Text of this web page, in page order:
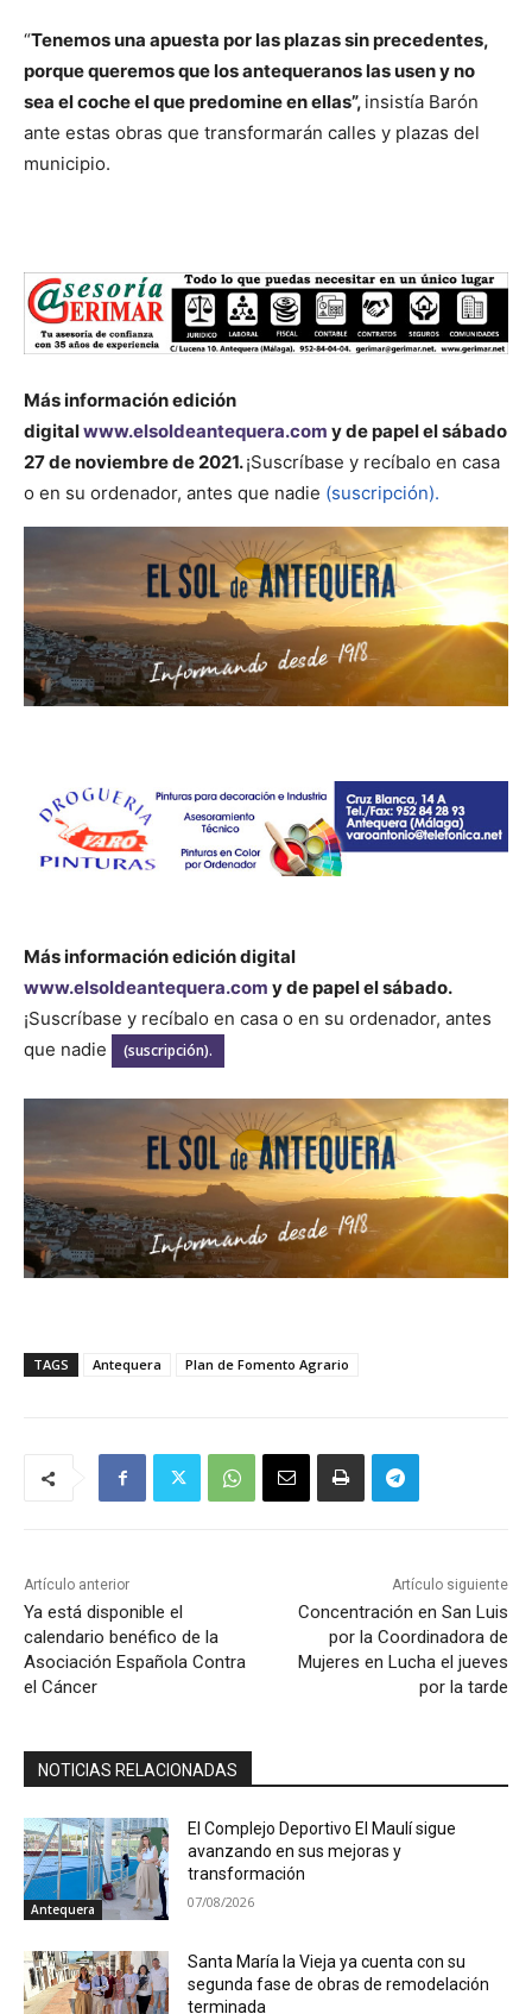
“Tenemos una apuesta por las plazas sin precedentes,
porque queremos que los antequeranos las usen y no
sea el coche el que predomine en ellas”, insistía Barón
ante estas obras que transformarán calles y plazas del
municipio.
Más informaciónedición
digitalwww.elsoldeantequera.com y de papel el sábado
27 de noviembre de 2021.¡Suscríbase y recíbalo en casa
o en su ordenador, antes que nadie (suscripción).
Más información edición digital
www.elsoldeantequera.com y de papel el sábado.
¡Suscríbase y recíbalo en casa o en su ordenador, antes
que nadie
(suscripción).
TAGS Antequera Plan de Fomento Agrario
Artículo anterior
Ya está disponible el
calendario benéfico de la
Asociación Española Contra
el Cáncer
Artículo siguiente
Concentración en San Luis
por la Coordinadora de
Mujeres en Lucha el jueves
por la tarde
NOTICIAS RELACIONADAS
Antequera
El Complejo Deportivo El Maulí sigue
avanzando en sus mejoras y
transformación
07/08/2026
Santa María la Vieja ya cuenta con su
segunda fase de obras de remodelación
terminada